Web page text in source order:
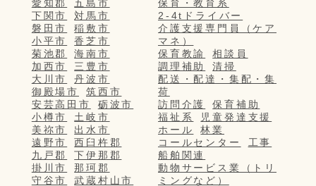
愛知郡
五島市
下関市
対馬市
磐田市
稲敷市
小平市
香芝市
菊池郡
海南市
加西市
三豊市
大川市
丹波市
御殿場市
筑西市
安芸高田市
砺波市
小樽市
土岐市
美祢市
出水市
遠野市
西臼杵郡
九戸郡
下伊那郡
掛川市
那珂郡
守谷市
武蔵村山市
保育・教育系
2-4tドライバー
介護支援専門員（ケア
マネ）
保育教諭
相談員
調理補助
清掃
配送・配達・集配・集
荷
訪問介護
保育補助
福祉系
児童発達支援
ホール
林業
コールセンター
工事
船舶関連
動物サービス業（トリ
ミングなど）